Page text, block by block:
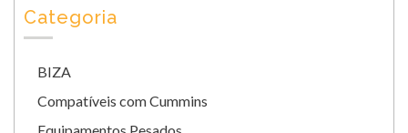
Categoria
BIZA
Compatíveis com Cummins
Equipamentos Pesados